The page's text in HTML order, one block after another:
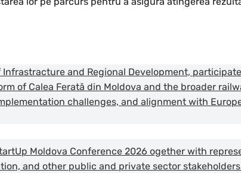
and Regional Development,
of Calea Ferată din Moldova and the broader
challenges, and alignment with
Moldova Conference 2026 ogether with
and other public and private sector